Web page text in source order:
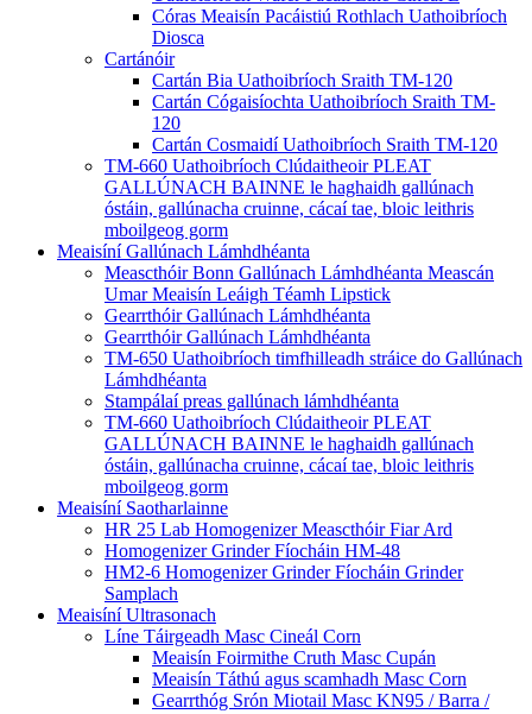
Córas Meaisín Pacáistiú Rothlach Uathoibríoch
Diosca
Cartánóir
Cartán Bia Uathoibríoch Sraith TM-120
Cartán Cógaisíochta Uathoibríoch Sraith TM-
120
Cartán Cosmaidí Uathoibríoch Sraith TM-120
TM-660 Uathoibríoch Clúdaitheoir PLEAT
GALLÚNACH BAINNE le haghaidh gallúnach
óstáin, gallúnacha cruinne, cácaí tae, bloic leithris
mboilgeog gorm
Meaisíní Gallúnach Lámhdhéanta
Meascthóir Bonn Gallúnach Lámhdhéanta Meascán
Umar Meaisín Leáigh Téamh Lipstick
Gearrthóir Gallúnach Lámhdhéanta
Gearrthóir Gallúnach Lámhdhéanta
TM-650 Uathoibríoch timfhilleadh stráice do Gallúnach
Lámhdhéanta
Stampálaí preas gallúnach lámhdhéanta
TM-660 Uathoibríoch Clúdaitheoir PLEAT
GALLÚNACH BAINNE le haghaidh gallúnach
óstáin, gallúnacha cruinne, cácaí tae, bloic leithris
mboilgeog gorm
Meaisíní Saotharlainne
HR 25 Lab Homogenizer Meascthóir Fiar Ard
Homogenizer Grinder Fíocháin HM-48
HM2-6 Homogenizer Grinder Fíocháin Grinder
Samplach
Meaisíní Ultrasonach
Líne Táirgeadh Masc Cineál Corn
Meaisín Foirmithe Cruth Masc Cupán
Meaisín Táthú agus scamhadh Masc Corn
Gearrthóg Srón Miotail Masc KN95 / Barra /